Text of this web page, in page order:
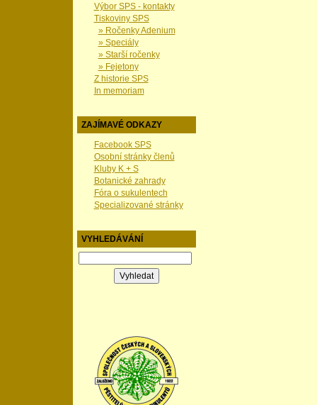
Výbor SPS - kontakty
Tiskoviny SPS
» Ročenky Adenium
» Speciály
» Starší ročenky
» Fejetony
Z historie SPS
In memoriam
ZAJÍMAVÉ ODKAZY
Facebook SPS
Osobní stránky členů
Kluby K + S
Botanické zahrady
Fóra o sukulentech
Specializované stránky
VYHLEDÁVÁNÍ